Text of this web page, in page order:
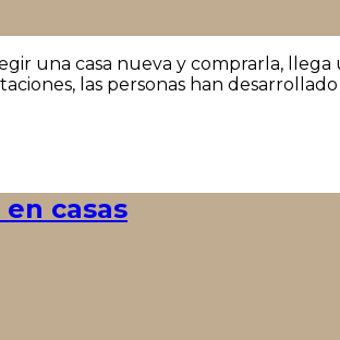
una casa nueva y comprarla,
las personas han
casas